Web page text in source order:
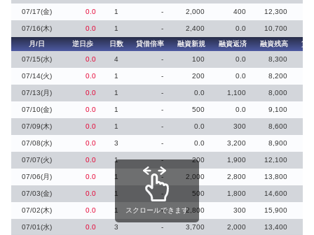
07/17(金) 0.0 1 - 2,000 400 12,300
07/16(木) 0.0 1 - 2,400 0.0
10,700
月/日
逆日歩 日数 貸借倍率 融資新規 融資返済 融資残高
貸
07/15(水)
0.0 4 - 100 0.0 8,300
07/14(火) 0.0 1 - 200 0.0 8,200
07/13(月) 0.0 1 - 0.0 1,100 8,000
07/10(金) 0.0 1 - 500 0.0 9,100
07/09(木) 0.0 1 - 0.0 300 8,600
07/08(水) 0.0 3 - 0.0 3,200 8,900
07/07(火) 0.0 1 - 200 1,900 12,100
07/06(月) 0.0 1 - 2,000 2,800 13,800
07/03(金) 0.0 1 - 500 1,800 14,600
07/02(木) 0.0 1 - 2,800 300 15,900
07/01(水) 0.0 3 - 3,700 2,000 13,400
スクロールできます